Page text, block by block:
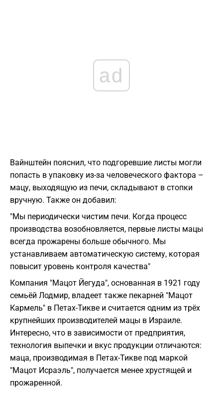
ad
Вайнштейн пояснил, что подгоревшие листы могли
попасть в упаковку из-за человеческого фактора –
мацу, выходящую из печи, складывают в стопки
вручную. Также он добавил:
"Мы периодически чистим печи. Когда процесс
производства возобновляется, первые листы мацы
всегда прожарены больше обычного. Мы
устанавливаем автоматическую систему, которая
повысит уровень контроля качества"
Компания "Мацот Йегуда", основанная в 1921 году
семьёй Лодмир, владеет также пекарней "Мацот
Кармель" в Петах-Тикве и считается одним из трёх
крупнейших производителей мацы в Израиле.
Интересно, что в зависимости от предприятия,
технология выпечки и вкус продукции отличаются:
маца, производимая в Петах-Тикве под маркой
"Мацот Исраэль", получается менее хрустящей и
прожаренной.